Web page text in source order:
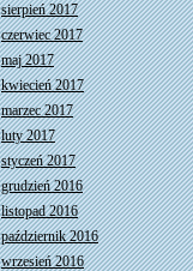
sierpień 2017
czerwiec 2017
maj 2017
kwiecień 2017
marzec 2017
luty 2017
styczeń 2017
grudzień 2016
listopad 2016
październik 2016
wrzesień 2016